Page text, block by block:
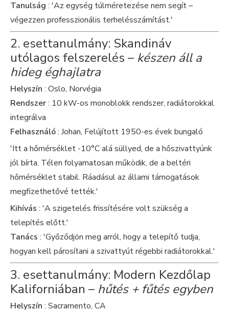
Tanulság : 'Az egység túlméretezése nem segít –
végezzen professzionális terhelésszámítást.'
2. esettanulmány: Skandináv
utólagos felszerelés – készen áll a
hideg éghajlatra
Helyszín : Oslo, Norvégia
Rendszer: 10 kW-os monoblokk rendszer, radiátorokkal
integrálva
Felhasználó: Johan, Felújított 1950-es évek bungaló
'Itt a hőmérséklet -10°C alá süllyed, de a hőszivattyúnk
jól bírta. Télen folyamatosan működik, de a beltéri
hőmérséklet stabil. Ráadásul az állami támogatások
megfizethetővé tették.'
Kihívás : 'A szigetelés frissítésére volt szükség a
telepítés előtt.'
Tanács : 'Győződjön meg arról, hogy a telepítő tudja,
hogyan kell párosítani a szivattyút régebbi radiátorokkal.'
3. esettanulmány: Modern Kezdőlap
Kaliforniában – hűtés + fűtés egyben
Helyszín : Sacramento, CA